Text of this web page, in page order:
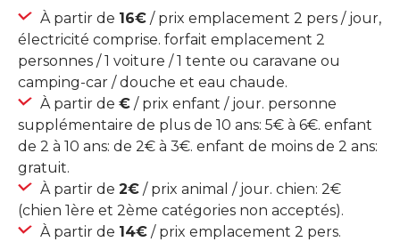
À partir de 16€ / prix emplacement 2 pers / jour,
électricité comprise. forfait emplacement 2
personnes / 1 voiture / 1 tente ou caravane ou
camping-car / douche et eau chaude.
À partir de € / prix enfant / jour. personne
supplémentaire de plus de 10 ans: 5€ à 6€. enfant
de 2 à 10 ans: de 2€ à 3€. enfant de moins de 2 ans:
gratuit.
À partir de 2€ / prix animal / jour. chien: 2€
(chien 1ère et 2ème catégories non acceptés).
À partir de 14€ / prix emplacement 2 pers.